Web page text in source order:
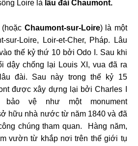
Loire là lâu đài Chaumont.
(hoặc Chaumont-sur-Loire) là một
sur-Loire, Loir-et-Cher, Pháp. Lâu
thế kỷ thứ 10 bởi Odo I. Sau khi
dậy chống lại Louis XI, vua đã ra
đài. Sau này trong thế kỷ 15
được xây dựng lại bởi Charles I
bảo vệ như một monument
hữu nhà nước từ năm 1840 và đã
chúng tham quan. Hàng năm,
vườn từ khắp nơi trên thế giới tụ